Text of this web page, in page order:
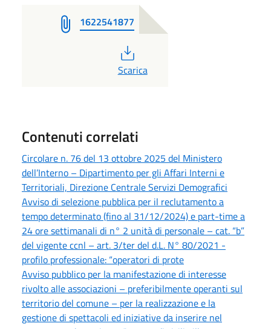
1622541877
PDF
Scarica
Contenuti correlati
Circolare n. 76 del 13 ottobre 2025 del Ministero
dell’Interno – Dipartimento per gli Affari Interni e
Territoriali, Direzione Centrale Servizi Demografici
Avviso di selezione pubblica per il reclutamento a
tempo determinato (fino al 31/12/2024) e part-time a
24 ore settimanali di n° 2 unità di personale – cat. “b”
del vigente ccnl – art. 3/ter del d.L. N° 80/2021 -
profilo professionale: “operatori di prote
Avviso pubblico per la manifestazione di interesse
rivolto alle associazioni – preferibilmente operanti sul
territorio del comune – per la realizzazione e la
gestione di spettacoli ed iniziative da inserire nel